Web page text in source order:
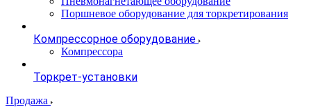
Поршневое оборудование для торкретирования
Компрессорное оборудование
Компрессора
Торкрет-установки
Продажа